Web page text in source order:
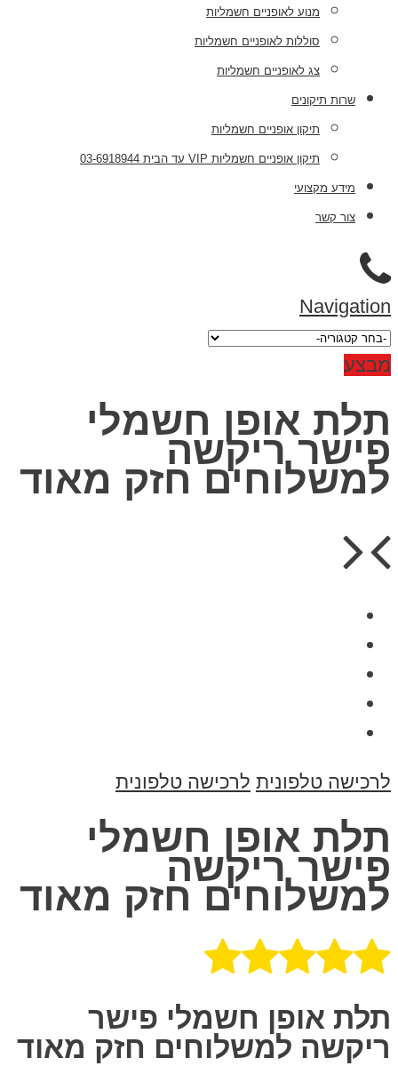
מנוע לאופניים חשמליות
סוללות לאופניים חשמליות
צג לאופניים חשמליות
שרות תיקונים
תיקון אופניים חשמליות
תיקון אופניים חשמליות VIP עד הבית 03-6918944
מידע מקצועי
צור קשר
Navigation
מבצע
תלת אופן חשמלי
פישר ריקשה
למשלוחים חזק מאוד
לרכישה טלפונית לרכישה טלפונית
תלת אופן חשמלי
פישר ריקשה
למשלוחים חזק מאוד
תלת אופן חשמלי פישר
ריקשה למשלוחים חזק מאוד